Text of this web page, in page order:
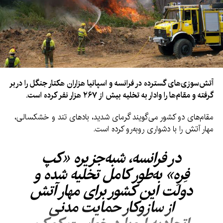
هم‌اکنون برای کاهش پیامدهای احتمالی ال‌نینو آماده شوند.
این سازمان همچنین اعلام کرد که امسال برنامه‌های آمادگی در برابر
حوادث اقلیمی را در ۱۸ کشور گسترش داده و تاکنون به بیش از ۱.۳
میلیون نفر کمک نقدی و سایر کمک‌های ضروری ارائه کرده است.
آتش‌سوزی‌های گسترده در فرانسه و اسپانیا هزاران هکتار جنگل را دربر
گرفته و مقام‌ها را وادار به تخلیه بیش از ۲۶۷ هزار نفر کرده است.
مقام‌های دو کشور می‌گویند گرمای شدید، بادهای تند و خشکسالی،
مهار آتش را با دشواری روبه‌رو کرده است.
در فرانسه، شبه‌جزیره «کپ
فِرِه» به‌طور کامل تخلیه شده و
دولت این کشور برای مهار آتش
از سازوکار حمایت مدنی